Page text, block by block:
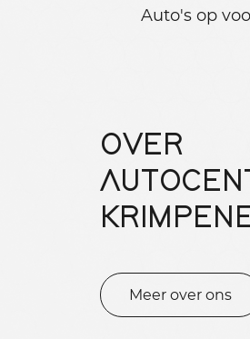
Auto's op
OVER
Meer over ons